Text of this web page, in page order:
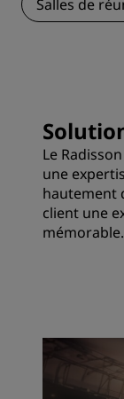
Salles de
Le
une
hautement
client une
mémorable.